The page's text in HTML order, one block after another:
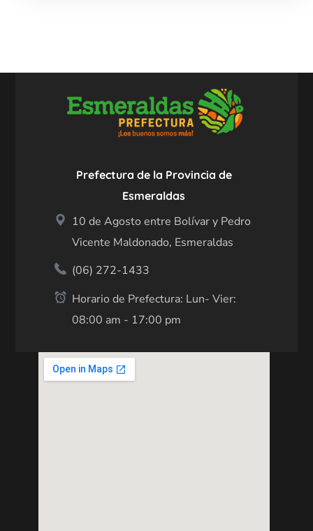
Prefectura de la Provincia de
Esmeraldas
10 de Agosto entre Bolívar y Pedro
Vicente Maldonado, Esmeraldas
(06) 272-1433
Horario de Prefectura: Lun- Vier:
08:00 am - 17:00 pm